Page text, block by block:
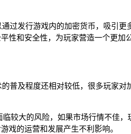
过发行游戏内的加密货币，吸引
性和安全性，为玩家营造一个更加
普及程度还相对较低，很多玩家
较大的风险，如果市场行情不佳
戏的运营和发展产生不利影响。